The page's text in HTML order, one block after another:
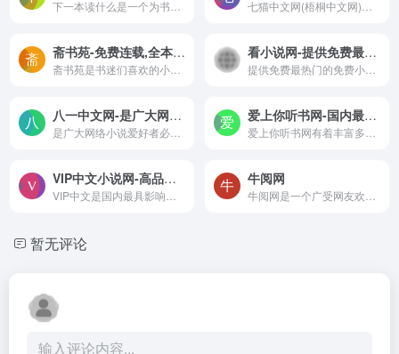
斋书苑-免费连载,全本小说在线阅读,好看小说推荐 看小说网-提供免费最热门的免费小说网站,提供玄幻小说、网游小说、言情小说、穿越小说、都市小说等免费小说在线阅读与下载。大神作品齐聚纵横,最新章节每日更新。
八一中文网-是广大网络小说爱好者必备的小说阅读网，提供最新最热门的小说阅读。 爱上你听书网-国内最具影响力的有声小说网站
VIP中文小说网-高品质在线阅读最新章节,VIP小说免费看 牛阅网
暂无评论